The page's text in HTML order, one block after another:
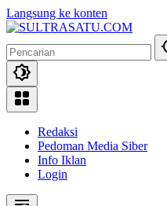
Langsung ke konten
Redaksi
Pedoman Media Siber
Info Iklan
Login